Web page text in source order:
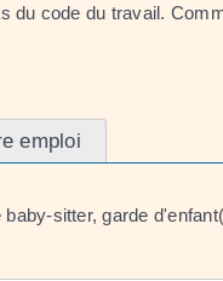
code du travail.
emploi
sitter, garde